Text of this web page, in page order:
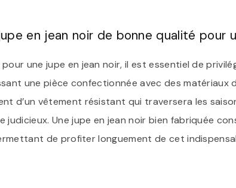
en jean noir de bonne qualité pour
une jupe en jean noir, il est essentiel de
une pièce confectionnée avec des matériaux
d’un vêtement résistant qui traversera les
judicieux. Une jupe en jean noir bien fabriquée
de profiter longuement de cet